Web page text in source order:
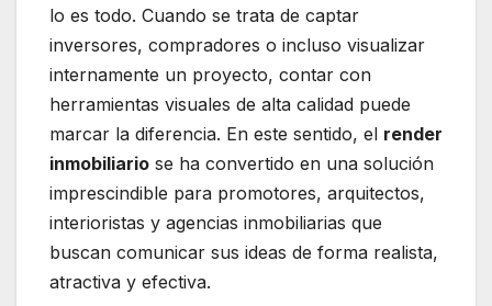
lo es todo. Cuando se trata de captar
inversores, compradores o incluso visualizar
internamente un proyecto, contar con
herramientas visuales de alta calidad puede
marcar la diferencia. En este sentido, el render
inmobiliario se ha convertido en una solución
imprescindible para promotores, arquitectos,
interioristas y agencias inmobiliarias que
buscan comunicar sus ideas de forma realista,
atractiva y efectiva.